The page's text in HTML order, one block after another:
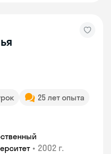
25 лет опыта
• 2002 г.